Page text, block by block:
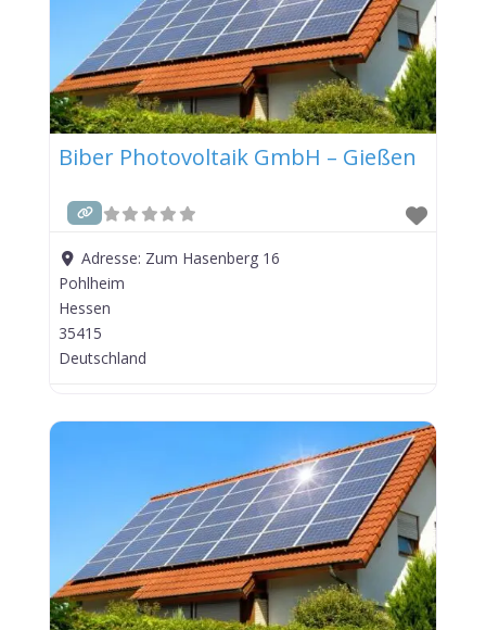
Biber Photovoltaik GmbH – Gießen
Adresse: Zum Hasenberg 16
Pohlheim
Hessen
35415
Deutschland